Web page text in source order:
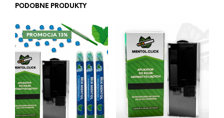
PODOBNE PRODUKTY
PROMOCJA 13%